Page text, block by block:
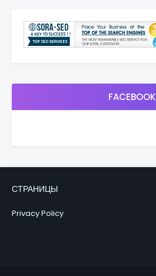
FACEBOOK
СТРАНИЦЫ
Privacy Policy